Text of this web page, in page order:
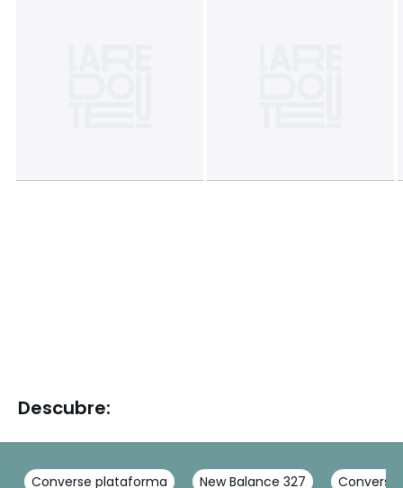
Descubre:
Converse plataforma New Balance 327 Converse